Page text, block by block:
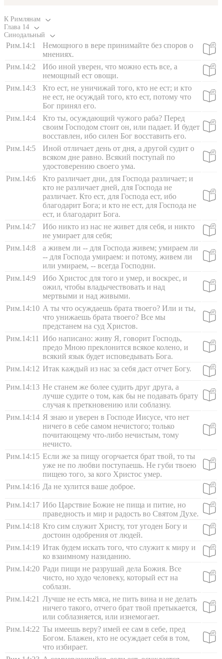
К Римлянам
Глава 14
Синодальный
Рим.14:1
Немощного в вере принимайте без споров о
мнениях.
Рим.14:2
Ибо иной уверен, что можно есть все, а
немощный ест овощи.
Рим.14:3
Кто ест, не уничижай того, кто не ест; и кто
не ест, не осуждай того, кто ест, потому что
Бог принял его.
Рим.14:4
Кто ты, осуждающий чужого раба? Перед
своим Господом стоит он, или падает. И будет
восставлен, ибо силен Бог восставить его.
Рим.14:5
Иной отличает день от дня, а другой судит о
всяком дне равно. Всякий поступай по
удостоверению своего ума.
Рим.14:6
Кто различает дни, для Господа различает; и
кто не различает дней, для Господа не
различает. Кто ест, для Господа ест, ибо
благодарит Бога; и кто не ест, для Господа не
ест, и благодарит Бога.
Рим.14:7
Ибо никто из нас не живет для себя, и никто
не умирает для себя;
Рим.14:8
а живем ли -- для Господа живем; умираем ли
-- для Господа умираем: и потому, живем ли
или умираем, -- всегда Господни.
Рим.14:9
Ибо Христос для того и умер, и воскрес, и
ожил, чтобы владычествовать и над
мертвыми и над живыми.
Рим.14:10 А ты что осуждаешь брата твоего? Или и ты,
что унижаешь брата твоего? Все мы
предстанем на суд Христов.
Рим.14:11 Ибо написано: живу Я, говорит Господь,
предо Мною преклонится всякое колено, и
всякий язык будет исповедывать Бога.
Рим.14:12 Итак каждый из нас за себя даст отчет Богу.
Рим.14:13 Не станем же более судить друг друга, а
лучше судите о том, как бы не подавать брату
случая к преткновению или соблазну.
Рим.14:14 Я знаю и уверен в Господе Иисусе, что нет
ничего в себе самом нечистого; только
почитающему что-либо нечистым, тому
нечисто.
Рим.14:15 Если же за пищу огорчается брат твой, то ты
уже не по любви поступаешь. Не губи твоею
пищею того, за кого Христос умер.
Рим.14:16 Да не хулится ваше доброе.
Рим.14:17 Ибо Царствие Божие не пища и питие, но
праведность и мир и радость во Святом Духе.
Рим.14:18 Кто сим служит Христу, тот угоден Богу и
достоин одобрения от людей.
Рим.14:19 Итак будем искать того, что служит к миру и
ко взаимному назиданию.
Рим.14:20 Ради пищи не разрушай дела Божия. Все
чисто, но худо человеку, который ест на
соблазн.
Рим.14:21 Лучше не есть мяса, не пить вина и не делать
ничего такого, отчего брат твой претыкается,
или соблазняется, или изнемогает.
Рим.14:22 Ты имеешь веру? имей ее сам в себе, пред
Богом. Блажен, кто не осуждает себя в том,
что избирает.